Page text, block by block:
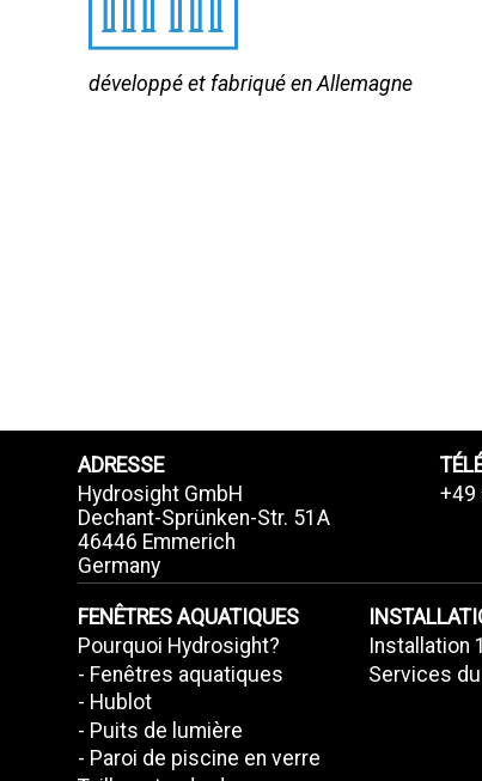
développé et fabriqué en Allemagne
ADRESSE
Hydrosight GmbH
Dechant-Sprünken-Str. 51A
46446 Emmerich
Germany
+49
FENÊTRES AQUATIQUES
Pourquoi Hydrosight?
- Fenêtres aquatiques
- Hublot
- Puits de lumière
- Paroi de piscine en verre
Installation
Services